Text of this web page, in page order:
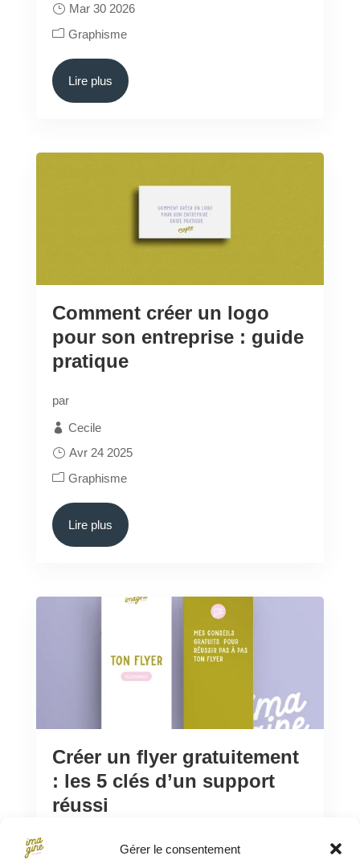
Gérer le consentement
Mar 30 2026
Graphisme
Lire plus
Comment créer un logo
pour son entreprise : guide
pratique
par
Cecile
Avr 24 2025
Graphisme
Lire plus
Créer un flyer gratuitement
: les 5 clés d’un support
réussi